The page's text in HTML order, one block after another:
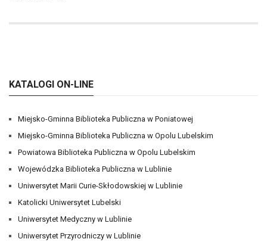
KATALOGI ON-LINE
Miejsko-Gminna Biblioteka Publiczna w Poniatowej
Miejsko-Gminna Biblioteka Publiczna w Opolu Lubelskim
Powiatowa Biblioteka Publiczna w Opolu Lubelskim
Wojewódzka Biblioteka Publiczna w Lublinie
Uniwersytet Marii Curie-Skłodowskiej w Lublinie
Katolicki Uniwersytet Lubelski
Uniwersytet Medyczny w Lublinie
Uniwersytet Przyrodniczy w Lublinie